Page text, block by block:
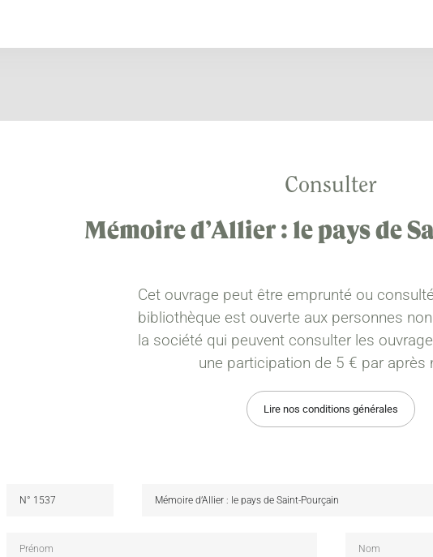
Consulter
Mémoire d’Allier : le pays de
Cet ouvrage peut être emprunté ou
bibliothèque est ouverte aux personnes
la société qui peuvent consulter les
une participation de 5 € par après
Lire nos conditions générales